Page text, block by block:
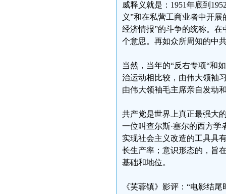
威释义就是：1951年底到
义”和在私营工商业者中开
经济情报”的斗争的统称。在
个意思。再如众所周知的中
当然，当年的“反右专项“和
治运动相比较，由伟大领袖
由伟大领袖毛主席亲自发动
共产党是世界上真正最强大
一位叫查尔斯·塞尔的西方
实现社会主义改造的工具具
长生产率；意识形态的，旨
基础和地位。
《芙蓉镇》影评：“电影结